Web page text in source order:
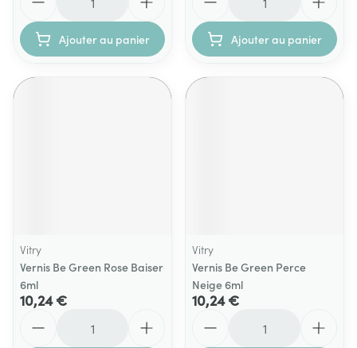
Ajouter au panier Ajouter au panier
Vitry
Vernis Be Green Rose Baiser
6ml
10,24 €
Vitry
Vernis Be Green Perce
Neige 6ml
10,24 €